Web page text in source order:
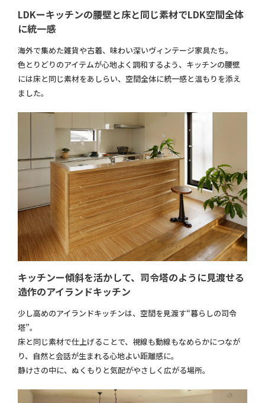
LDKーキッチンの腰壁と床と同じ素材でLDK空間全体
に統一感
海外で集めた雑貨や古着、味わい深いヴィンテージ家具たち。
色とりどりのアイテムが心地よく調和するよう、キッチンの腰壁
には床と同じ素材をあしらい、空間全体に統一感と温もりを添え
ました。
キッチンー傾斜を活かして、司令塔のように見渡せる
造作のアイランドキッチン
少し高めのアイランドキッチンは、空間を見渡す“暮らしの司令
塔”。
床と同じ素材で仕上げることで、視線も動線もなめらかにつなが
り、自然と会話が生まれる心地よい距離感に。
静けさの中に、ぬくもりと気配がやさしく広がる場所。